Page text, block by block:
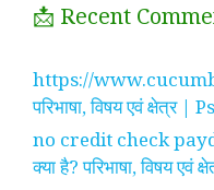
📩 Recent
https://
परिभाषा, विषय एवं क्षेत्र
no credit check
क्या है? परिभाषा, विषय